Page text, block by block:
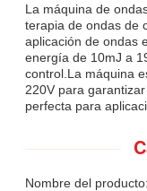
La máquina de
terapia de ondas de
aplicación de ondas
energía de 10mJ a
control.La máquina
220V para
perfecta para
Nombre del